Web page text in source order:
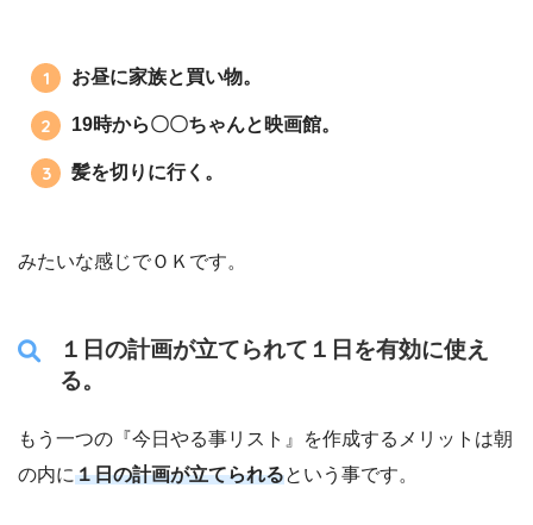
お昼に家族と買い物。
19時から〇〇ちゃんと映画館。
髪を切りに行く。
みたいな感じでＯＫです。
１日の計画が立てられて１日を有効に使え
る。
もう一つの『今日やる事リスト』を作成するメリットは朝
の内に１日の計画が立てられるという事です。